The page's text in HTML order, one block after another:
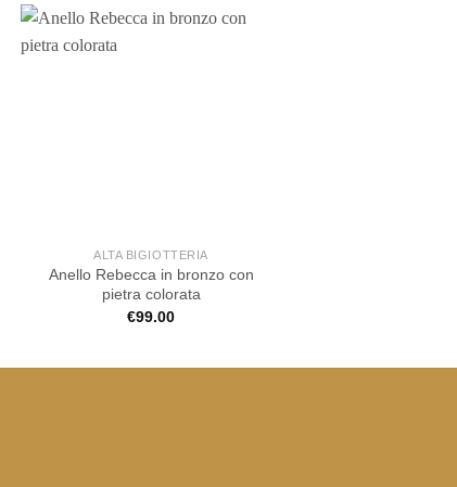
ALTA BIGIOTTERIA
Anello Rebecca in bronzo con
pietra colorata
€99.00